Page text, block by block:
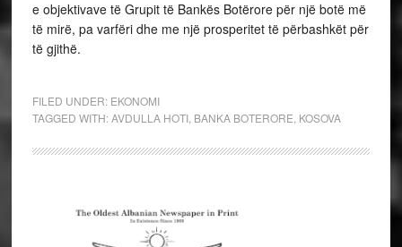
e objektivave të Grupit të Bankës Botërore për një botë më
të mirë, pa varfëri dhe me një prosperitet të përbashkët për
të gjithë.
FILED UNDER: EKONOMI
TAGGED WITH:AVDULLA HOTI, BANKA BOTERORE KOSOVA